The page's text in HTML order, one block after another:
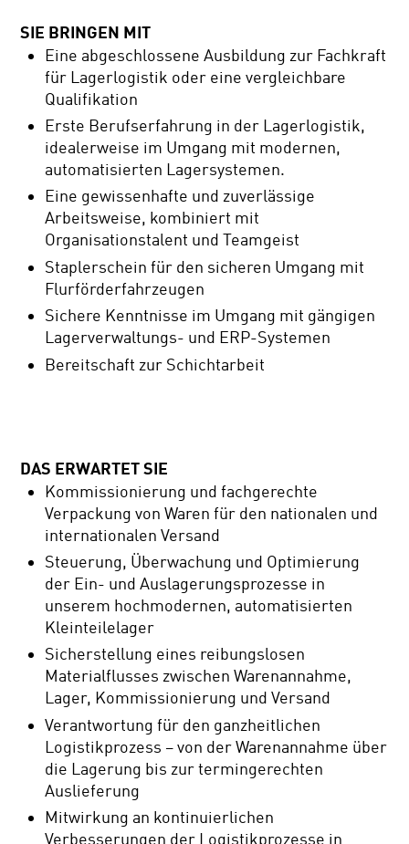
SIE BRINGEN MIT
Eine abgeschlossene Ausbildung zur Fachkraft
für Lagerlogistik oder eine vergleichbare
Qualifikation
Erste Berufserfahrung in der Lagerlogistik,
idealerweise im Umgang mit modernen,
automatisierten Lagersystemen.
Eine gewissenhafte und zuverlässige
Arbeitsweise, kombiniert mit
Organisationstalent und Teamgeist
Staplerschein für den sicheren Umgang mit
Flurförderfahrzeugen
Sichere Kenntnisse im Umgang mit gängigen
Lagerverwaltungs- und ERP-Systemen
Bereitschaft zur Schichtarbeit
DAS ERWARTET SIE
Kommissionierung und fachgerechte
Verpackung von Waren für den nationalen und
internationalen Versand
Steuerung, Überwachung und Optimierung
der Ein- und Auslagerungsprozesse in
unserem hochmodernen, automatisierten
Kleinteilelager
Sicherstellung eines reibungslosen
Materialflusses zwischen Warenannahme,
Lager, Kommissionierung und Versand
Verantwortung für den ganzheitlichen
Logistikprozess – von der Warenannahme über
die Lagerung bis zur termingerechten
Auslieferung
Mitwirkung an kontinuierlichen
Verbesserungen der Logistikprozesse in